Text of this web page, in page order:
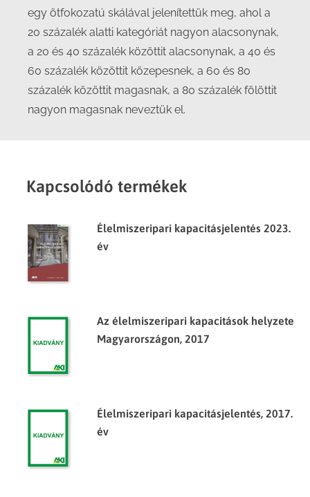
egy ötfokozatú skálával jelenítettük meg, ahol a
20 százalék alatti kategóriát nagyon alacsonynak,
a 20 és 40 százalék közöttit alacsonynak, a 40 és
60 százalék közöttit közepesnek, a 60 és 80
százalék közöttit magasnak, a 80 százalék fölöttit
nagyon magasnak neveztük el.
Kapcsolódó termékek
Élelmiszeripari kapacitásjelentés 2023.
év
Az élelmiszeripari kapacitások helyzete
Magyarországon, 2017
Élelmiszeripari kapacitásjelentés, 2017.
év